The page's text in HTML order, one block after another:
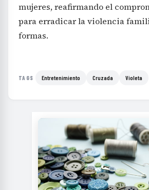
mujeres, reafirmando el
para erradicar la violencia
formas.
TAGS Entretenimiento Cruzada Violeta